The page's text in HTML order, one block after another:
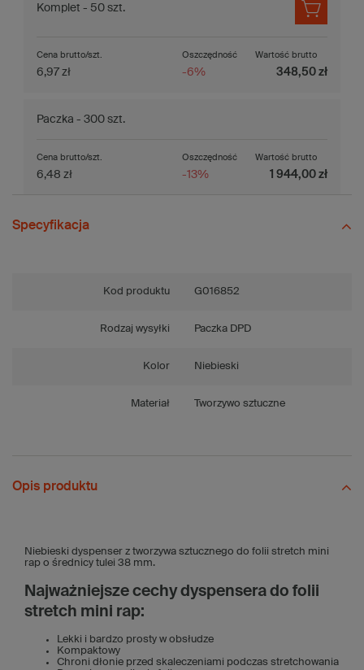
Komplet - 50 szt.
Oszczędność
-6%
Cena brutto/szt.
6,97 zł
Wartość brutto
348,50 zł
Paczka - 300 szt.
Oszczędność
-13%
Cena brutto/szt.
6,48 zł
Wartość brutto
1 944,00 zł
Specyfikacja
Kod produktu G016852
Rodzaj wysyłki Paczka DPD
Kolor Niebieski
Materiał Tworzywo sztuczne
Opis produktu
Niebieski dyspenser z tworzywa sztucznego do folii stretch mini
rap o średnicy tulei 38 mm.
Najważniejsze cechy dyspensera do folii
stretch mini rap:
Lekki i bardzo prosty w obsłudze
Kompaktowy
Chroni dłonie przed skaleczeniami podczas stretchowania